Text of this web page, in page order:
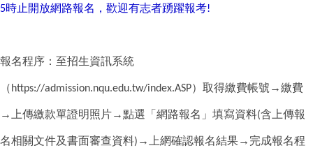
5時止開放網路報名，歡迎有志者踴躍報考!
報名程序：至招生資訊系統
（ https://admission.nqu.edu.tw/index.ASP）取得繳費帳號→繳費
→上傳繳款單證明照片→點選「網路報名」填寫資料(含上傳報
名相關文件及書面審查資料) →上網確認報名結果→完成報名程